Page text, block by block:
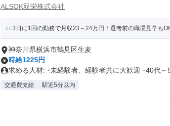
ALSOK双栄株式会社
3日に1回の勤務で月収23～24万円！選考前の職場見学も
神奈川県横浜市鶴見区生麦
時給1225円
求める人材: ･未経験者、経験者共に大歓迎 ･40代～
交通費支給 駅近5分以内